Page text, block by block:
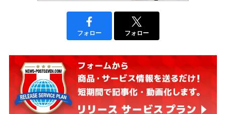
フォロー フォロー